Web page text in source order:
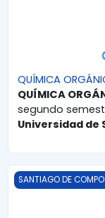
QUÍMICA
QUÍMICA
segundo
Universidad de
QUÍMICA
SANTIAGO DE